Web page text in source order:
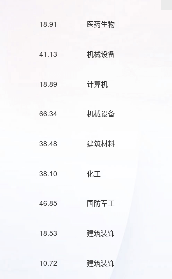
18.91 医药生物
41.13 机械设备
18.89 计算机
66.34 机械设备
38.48 建筑材料
38.10 化工
46.85 国防军工
18.53 建筑装饰
10.72 建筑装饰